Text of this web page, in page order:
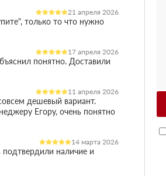
21 апреля 2026
только то что нужно
17 апреля 2026
понятно. Доставили
11 апреля 2026
дешевый вариант.
Егору, очень понятно
14 марта 2026
наличие и